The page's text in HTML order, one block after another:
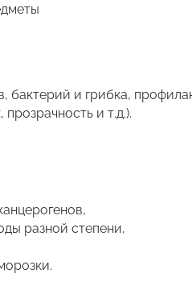
бактерий и грибка,
и т.д.).
разной степени,